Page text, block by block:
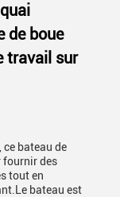
de boue
travail sur
ce bateau de
fournir des
tout en
bateau est